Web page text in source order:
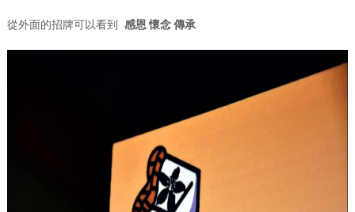
從外面的招牌可以看到 感恩 懷念 傳承